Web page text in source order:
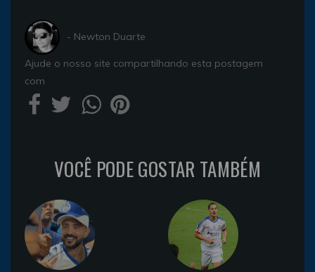
- Newton Duarte
Ajude o nosso site compartilhando esta postagem
com
VOCÊ PODE GOSTAR TAMBÉM